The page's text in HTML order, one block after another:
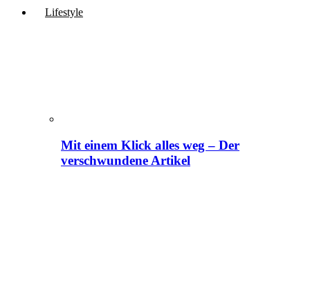
Lifestyle
Mit einem Klick alles weg – Der
verschwundene Artikel